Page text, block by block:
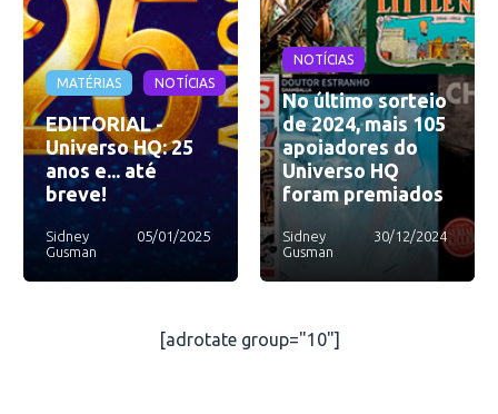
MATÉRIAS NOTÍCIAS
EDITORIAL -
Universo HQ: 25
anos e... até
breve!
Sidney
Gusman
05/01/2025
NOTÍCIAS
No último sorteio
de 2024, mais 105
apoiadores do
Universo HQ
foram premiados
Sidney
Gusman
30/12/2024
[adrotate group="10"]